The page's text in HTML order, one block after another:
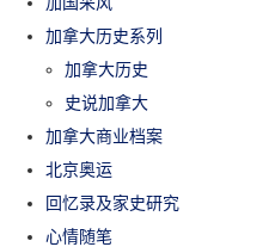
加拿大历史系列
加拿大历史
史说加拿大
加拿大商业档案
北京奥运
回忆录及家史研究
心情随笔